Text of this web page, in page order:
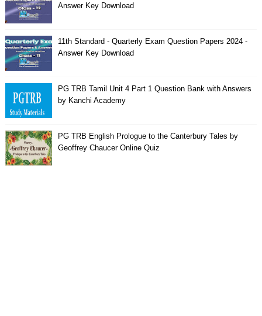
Answer Key Download
11th Standard - Quarterly Exam Question Papers 2024 -
Answer Key Download
PG TRB Tamil Unit 4 Part 1 Question Bank with Answers
by Kanchi Academy
PG TRB English Prologue to the Canterbury Tales by
Geoffrey Chaucer Online Quiz